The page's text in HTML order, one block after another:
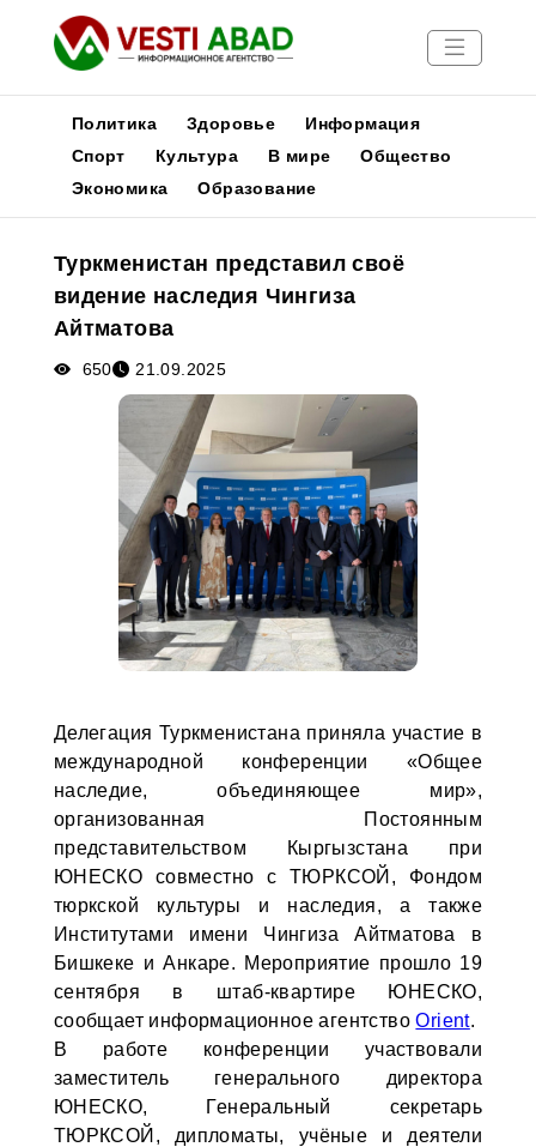
Новости
Медиа
Афиша
Политика Здоровье
Информация
Спорт
Культура В мире
Общество
Экономика
Образование
Туркменистан представил своё
видение наследия Чингиза
Айтматова
650 21.09.2025
Делегация Туркменистана приняла участие в
международной конференции «Общее
наследие, объединяющее мир»,
организованная Постоянным
представительством Кыргызстана при
ЮНЕСКО совместно с ТЮРКСОЙ, Фондом
тюркской культуры и наследия, а также
Институтами имени Чингиза Айтматова в
Бишкеке и Анкаре. Мероприятие прошло 19
сентября в штаб-квартире ЮНЕСКО,
сообщает информационное агентствоOrient.
В работе конференции участвовали
заместитель генерального директора
ЮНЕСКО, Генеральный секретарь
ТЮРКСОЙ, дипломаты, учёные и деятели